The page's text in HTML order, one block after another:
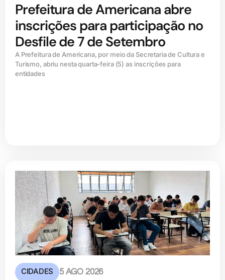
Prefeitura de Americana abre
inscrições para participação no
Desfile de 7 de Setembro
A Prefeitura de Americana, por meio da Secretaria de Cultura e
Turismo, abriu nesta quarta-feira (5) as inscrições para
entidades
CIDADES 5 AGO 2026